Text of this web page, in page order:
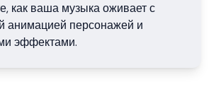
как ваша музыка оживает с
анимацией персонажей и
эффектами.